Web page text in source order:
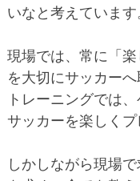
いなと考えています
現場では、常に「
を大切にサッカーへ
トレーニングでは
サッカーを楽しくプ
しかしながら現場